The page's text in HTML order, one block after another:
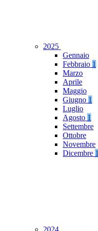
2025
Gennaio
Febbraio 1
Marzo
Aprile
Maggio
Giugno 1
Luglio
Agosto 1
Settembre
Ottobre
Novembre
Dicembre 1